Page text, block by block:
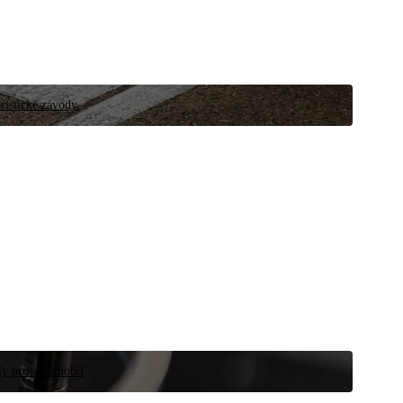
závody.
pro automobil